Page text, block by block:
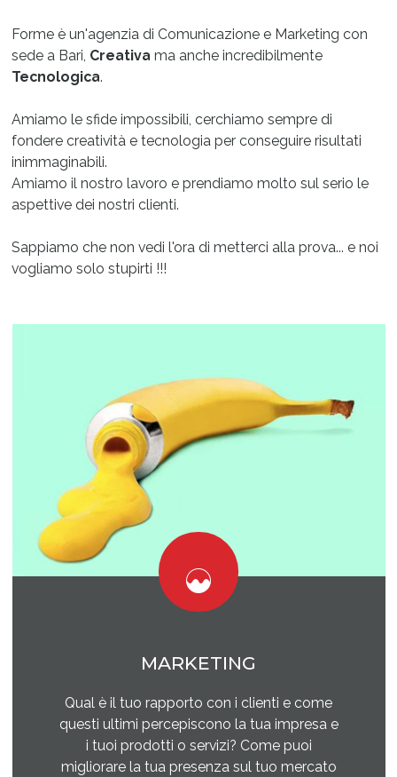
Forme è un'agenzia di Comunicazione e Marketing con
sede a Bari, Creativa ma anche incredibilmente
Tecnologica.
Amiamo le sfide impossibili, cerchiamo sempre di
fondere creatività e tecnologia per conseguire risultati
inimmaginabili.
Amiamo il nostro lavoro e prendiamo molto sul serio le
aspettive dei nostri clienti.
Sappiamo che non vedi l'ora di metterci alla prova... e noi
vogliamo solo stupirti !!!
MARKETING
Qual è il tuo rapporto con i clienti e come
questi ultimi percepiscono la tua impresa e
i tuoi prodotti o servizi? Come puoi
migliorare la tua presenza sul tuo mercato